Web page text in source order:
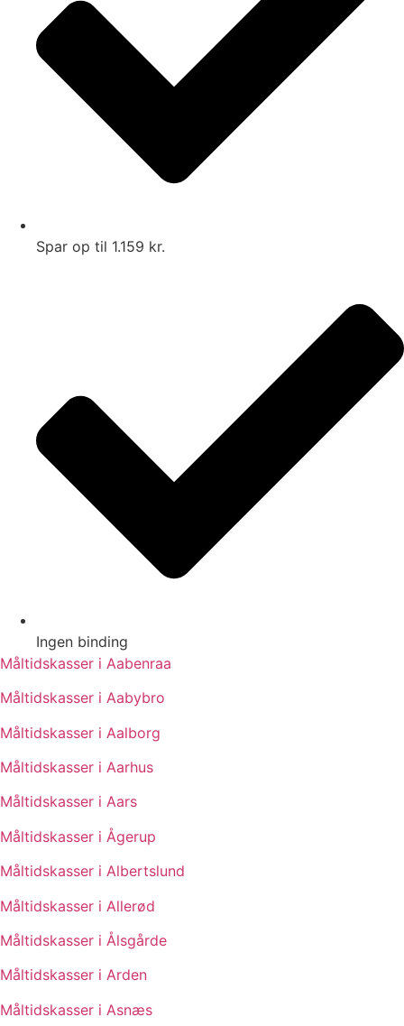
Spar op til 1.159 kr.
Ingen binding
Måltidskasser i Aabenraa
Måltidskasser i Aabybro
Måltidskasser i Aalborg
Måltidskasser i Aarhus
Måltidskasser i Aars
Måltidskasser i Ågerup
Måltidskasser i Albertslund
Måltidskasser i Allerød
Måltidskasser i Ålsgårde
Måltidskasser i Arden
Måltidskasser i Asnæs